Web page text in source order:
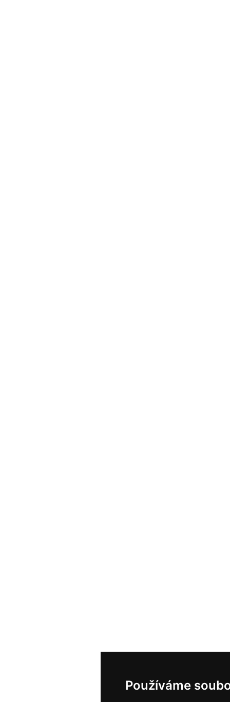
Používáme